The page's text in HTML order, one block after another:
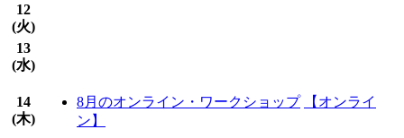
12
(火)
13
(水)
14
(木)
8月のオンライン・ワークショップ
【オンライ
ン】